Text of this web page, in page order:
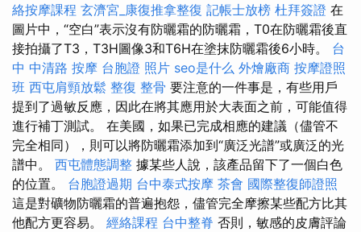
絡按摩課程 玄濟宮_康復推拿整復 記帳士放榜 杜拜簽證 在
圖片中，“空白”表示沒有防曬霜的防曬霜，T0在防曬霜後直
接拍攝了T3，T3H圖像3和T6H在塗抹防曬霜後6小時。 台
中 中清路 按摩 台胞證 照片 seo是什么 外燴廠商 按摩證照
班 西屯肩頸放鬆 整復 整骨 要注意的一件事是，有些用戶
提到了過敏反應，因此在將其應用於大表面之前，可能值得
進行補丁測試。 在美國，如果已完成相應的建議（儘管不
完全相同），則可以將防曬霜添加到“廣泛光譜”或廣泛的光
譜中。 西屯體態調整 據某些人說，該產品留下了一個白色
的位置。 台胞證過期 台中泰式按摩 茶會 國際整復師證照
這是對礦物防曬霜的普遍抱怨，儘管完全摩擦某些配方比其
他配方更容易。 經絡課程 台中整脊 否則，敏感的皮膚評論